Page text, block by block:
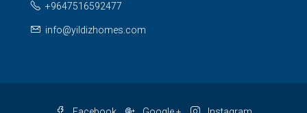
+9647516592477
info@yildizhomes.com